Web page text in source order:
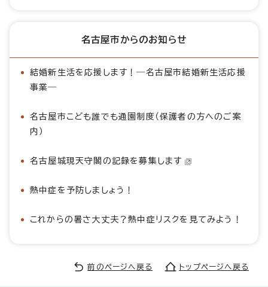
名古屋市からのお知らせ
結婚新生活を応援します！―名古屋市結婚新生活応援
事業―
名古屋市こども誰でも通園制度（保護者の方へのご案
内）
名古屋城現天守閣の記録を募集します
熱中症を予防しましょう！
これからの暑さ大丈夫？熱中症リスクを見てみよう！
前のページへ戻る トップページへ戻る